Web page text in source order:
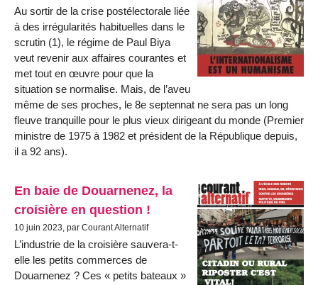
Au sortir de la crise postélectorale liée
à des irrégularités habituelles dans le
scrutin (1), le régime de Paul Biya
veut revenir aux affaires courantes et
met tout en œuvre pour que la
situation se normalise. Mais, de l’aveu
même de ses proches, le 8e septennat ne sera pas un long
fleuve tranquille pour le plus vieux dirigeant du monde (Premier
ministre de 1975 à 1982 et président de la République depuis,
il a 92 ans).
En baie de Douarnenez, la
croisière en question !
10 juin 2023, par Courant Alternatif
L’industrie de la croisière sauvera-t-
elle les petits commerces de
Douarnenez ? Ces « petits bateaux »